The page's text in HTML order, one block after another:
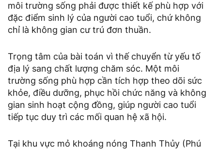
môi trường sống phải được thiết kế phù hợp với
đặc điểm sinh lý của người cao tuổi, chứ không
chỉ là không gian cư trú đơn thuần.
Trọng tâm của bài toán vì thế chuyển từ yếu tố
địa lý sang chất lượng chăm sóc. Một môi
trường sống phù hợp cần tích hợp theo dõi sức
khỏe, điều dưỡng, phục hồi chức năng và không
gian sinh hoạt cộng đồng, giúp người cao tuổi
tiếp tục duy trì các mối quan hệ xã hội.
Tại khu vực mỏ khoáng nóng Thanh Thủy (Phú